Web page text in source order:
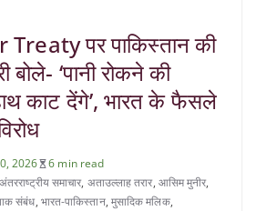
पर पाकिस्तान की
बोले- ‘पानी रोकने की
काट देंगे’, भारत के फैसले
2026
6 min read
अंतरराष्‍ट्रीय समाचार, अताउल्लाह तरार, आसिम मुनीर,
संबंध, भारत-पाकिस्तान, मुसादिक मलिक,